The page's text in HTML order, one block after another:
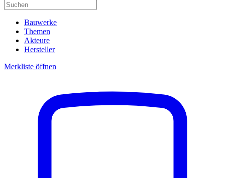
Bauwerke
Themen
Akteure
Hersteller
Merkliste öffnen